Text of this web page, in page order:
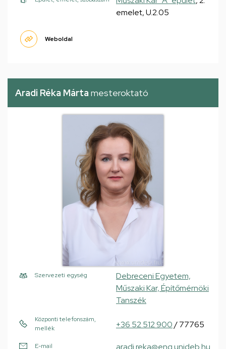
emelet, U.2.05
Weboldal
Aradi Réka Márta mesteroktató
Szervezeti egység
Debreceni Egyetem,
Műszaki Kar, Építőmérnöki
Tanszék
Központi telefonszám,
mellék
+36 52 512 900/ 77765
E-mail aradi.reka@eng.unideb.hu